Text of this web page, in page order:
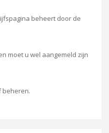
beheert door de
moet u wel aangemeld zijn
beheren.